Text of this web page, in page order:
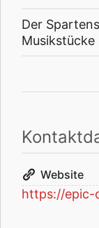
Der
Website
https://epic-